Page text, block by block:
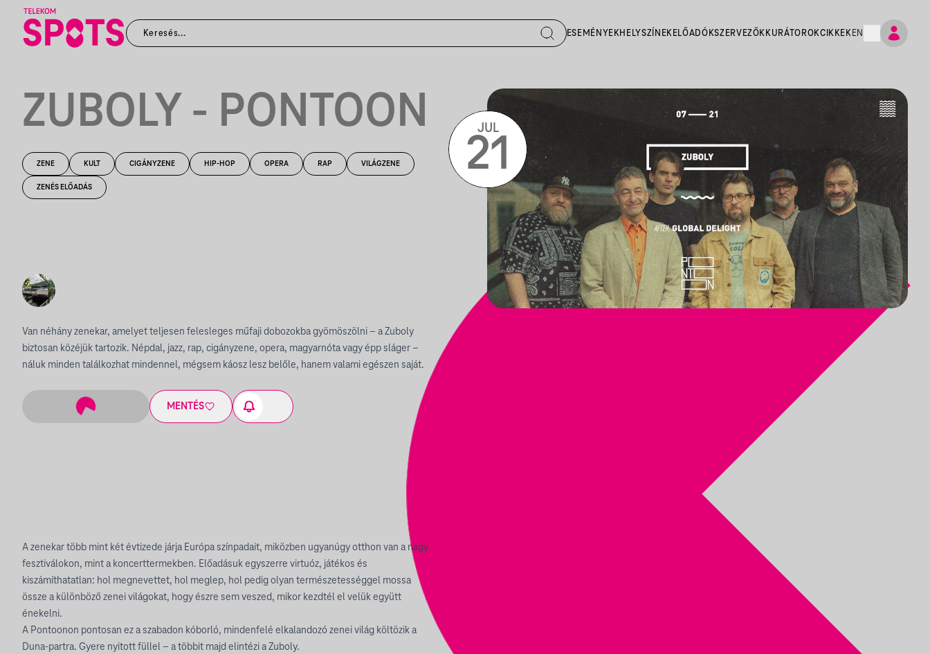
ESEMÉNYEKHELYSZÍNEK ELŐADÓKSZERVEZŐK KURÁTOROKCIKKEK EN
ZUBOLY - PONTOON
ZENE KULT CIGÁNYZENE HIP-HOP OPERA RAP VILÁGZENE
ZENÉS ELŐADÁS
Van néhány zenekar, amelyet teljesen felesleges műfaji dobozokba gyömöszölni – a Zuboly
biztosan közéjük tartozik. Népdal, jazz, rap, cigányzene, opera, magyarnóta vagy épp sláger –
náluk minden találkozhat mindennel, mégsem káosz lesz belőle, hanem valami egészen saját.
MENTÉS
JUL
21
A zenekar több mint két évtizede járja Európa színpadait, miközben ugyanúgy otthon van a nagy
fesztiválokon, mint a koncerttermekben. Előadásuk egyszerre virtuóz, játékos és
kiszámíthatatlan: hol megnevettet, hol meglep, hol pedig olyan természetességgel mossa
össze a különböző zenei világokat, hogy észre sem veszed, mikor kezdtél el velük együtt
énekelni.
A Pontoonon pontosan ez a szabadon kóborló, mindenfelé elkalandozó zenei világ költözik a
Duna-partra. Gyere nyitott füllel – a többit majd elintézi a Zuboly.